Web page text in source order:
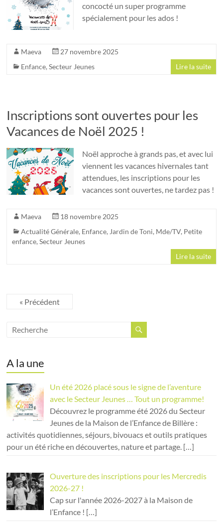
concocté un super programme
spécialement pour les ados !
Maeva
27 novembre 2025
Enfance,Secteur Jeunes Lire la suite
Inscriptions sont ouvertes pour les
Vacances de Noël 2025 !
Noël approche à grands pas, et avec lui
viennent les vacances hivernales tant
attendues, les inscriptions pour les
vacances sont ouvertes, ne tardez pas !
Maeva
18 novembre 2025
Actualité Générale, Enfance, Jardin de Toni, Mde/TV, Petite
enfance,Secteur Jeunes
Lire la suite
« Précédent
A la une
Un été 2026 placé sous le signe de l’aventure
avec le Secteur Jeunes … Tout un programme!
Découvrez le programme été 2026 du Secteur
Jeunes de la Maison de l’Enfance de Billère :
activités quotidiennes, séjours, bivouacs et outils pratiques
pour un été riche en découvertes, nature et partage. […]
Ouverture des inscriptions pour les Mercredis
2026-27 !
Cap sur l'année 2026-2027 à la Maison de
l’Enfance ! […]